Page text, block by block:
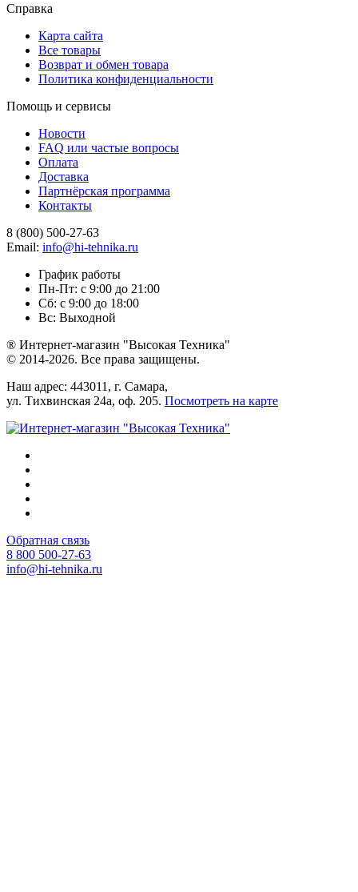
Справка
Карта сайта
Все товары
Возврат и обмен товара
Политика конфиденциальности
Помощь и сервисы
Новости
FAQ или частые вопросы
Оплата
Доставка
Партнёрская программа
Контакты
8 (800) 500-27-63
Email: info@hi-tehnika.ru
График работы
Пн-Пт: с 9:00 до 21:00
Сб: с 9:00 до 18:00
Вс: Выходной
® Интернет-магазин "Высокая Техника"
© 2014-2026. Все права защищены.
Наш адрес: 443011, г. Самара,
ул. Тихвинская 24а, оф. 205. Посмотреть на карте
Обратная связь
8 800 500-27-63
info@hi-tehnika.ru